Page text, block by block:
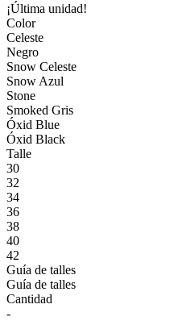
¡Última unidad!
Color
Celeste
Negro
Snow Celeste
Snow Azul
Stone
Smoked Gris
Óxid Blue
Óxid Black
Talle
30
32
34
36
38
40
42
Guía de talles
Guía de talles
Cantidad
-